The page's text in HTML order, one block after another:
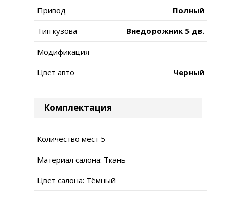
Привод Полный
Тип кузова Внедорожник 5 дв.
Модификация
Цвет авто Черный
Комплектация
Количество мест 5
Материал салона: Ткань
Цвет салона: Тёмный